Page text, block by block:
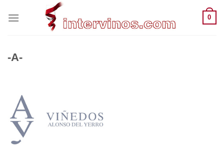
0
-A-